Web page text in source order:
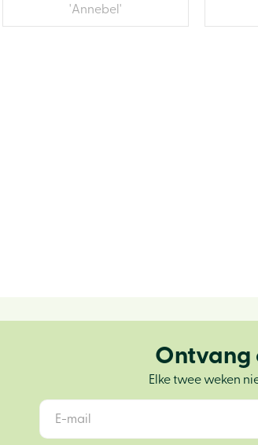
'Annebel'
Ontvang
Elke twee weken